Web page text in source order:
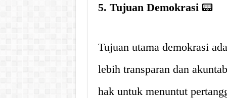
5. Tujuan Demokrasi 📟
Tujuan utama demokrasi
lebih transparan dan
hak untuk menuntut